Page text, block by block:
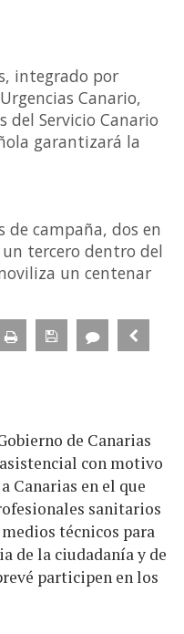
integrado por
Canario,
del Servicio Canario
garantizará la
de campaña, dos en
tercero dentro del
un centenar
de Canarias
con motivo
Canarias en el que
sanitarios
técnicos para
de la ciudadanía y de
participen en los